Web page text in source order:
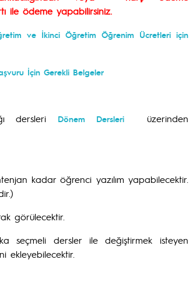
ile ödeme yapabilirsiniz.
ve İkinci Öğretim Öğrenim Ücretleri için
İçin Gerekli Belgeler
dersleri
Dönem Dersleri
üzerinden
kadar öğrenci yazılım yapabilecektir.
görülecektir.
seçmeli dersler ile değiştirmek isteyen
ekleyebilecektir.